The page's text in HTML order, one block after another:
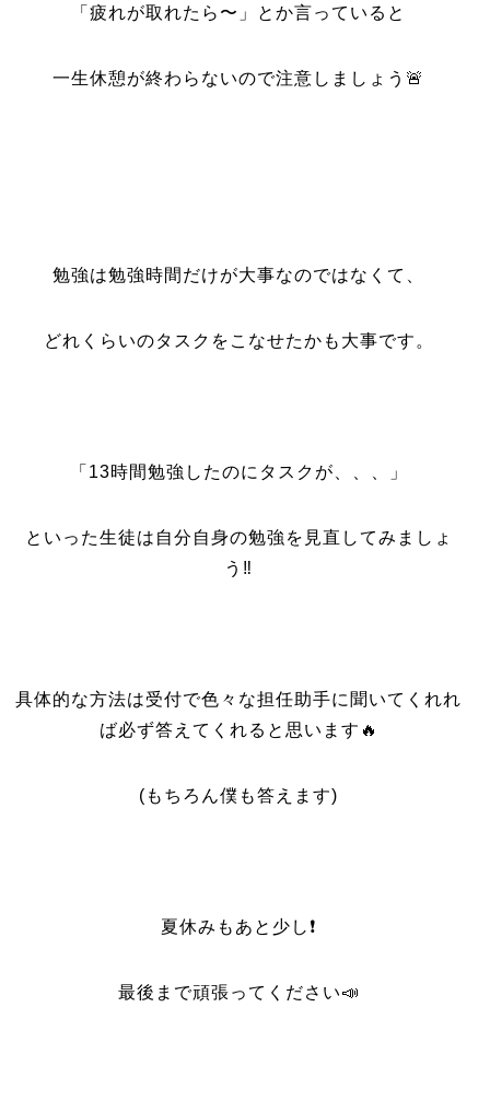
「疲れが取れたら〜」とか言っていると
一生休憩が終わらないので注意しましょう🚨
勉強は勉強時間だけが大事なのではなくて、
どれくらいのタスクをこなせたかも大事です。
「13時間勉強したのにタスクが、、、」
といった生徒は自分自身の勉強を見直してみましょ
う‼️
具体的な方法は受付で色々な担任助手に聞いてくれれ
ば必ず答えてくれると思います🔥
(もちろん僕も答えます)
夏休みもあと少し❗️
最後まで頑張ってください📣